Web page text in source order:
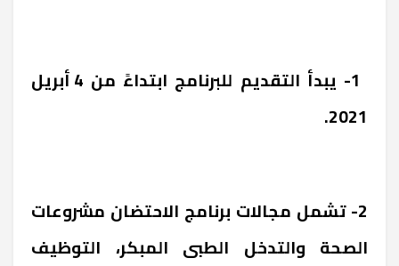
1- يبدأ التقديم للبرنامج ابتداءً من 4 أبريل
2021.
2- تشمل مجالات برنامج الاحتضان مشروعات
الصحة والتدخل الطبى المبكر، التوظيف